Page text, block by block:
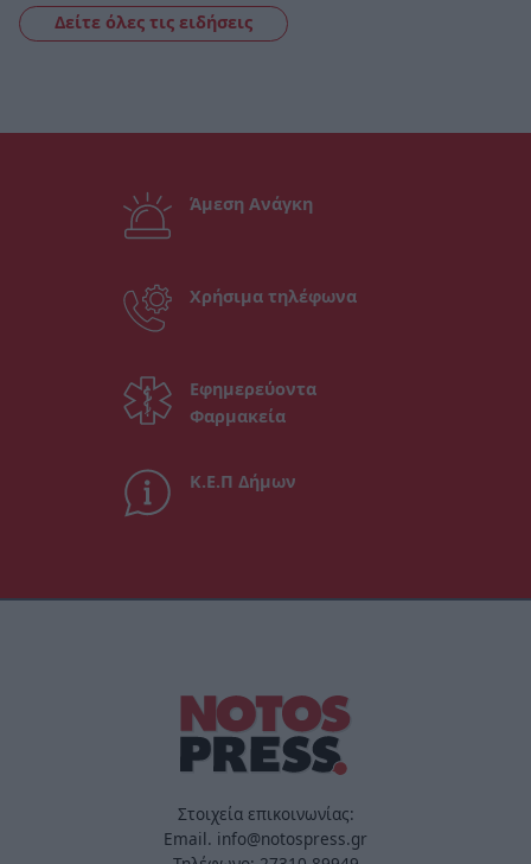
Δείτε όλες τις ειδήσεις
Άμεση Ανάγκη
Χρήσιμα τηλέφωνα
Εφημερεύοντα
Φαρμακεία
Κ.Ε.Π Δήμων
Στοιχεία επικοινωνίας:
Email. info@notospress.gr